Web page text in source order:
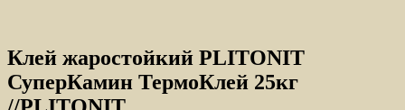
Клей жаростойкий PLITONIT
СуперКамин ТермоКлей 25кг